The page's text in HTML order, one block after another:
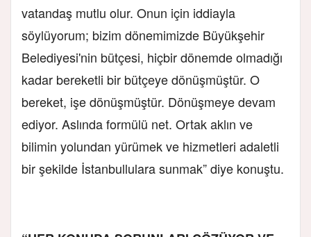
vatandaş mutlu olur. Onun için iddiayla
söylüyorum; bizim dönemimizde Büyükşehir
Belediyesi'nin bütçesi, hiçbir dönemde olmadığı
kadar bereketli bir bütçeye dönüşmüştür. O
bereket, işe dönüşmüştür. Dönüşmeye devam
ediyor. Aslında formülü net. Ortak aklın ve
bilimin yolundan yürümek ve hizmetleri adaletli
bir şekilde İstanbullulara sunmak” diye konuştu.